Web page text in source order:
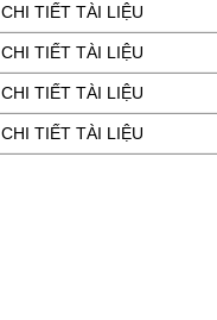
CHI TIẾT TÀI LIỆU
CHI TIẾT TÀI LIỆU
CHI TIẾT TÀI LIỆU
CHI TIẾT TÀI LIỆU